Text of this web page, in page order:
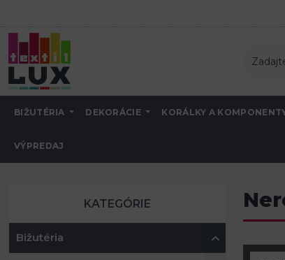
BIŽUTÉRIA DEKORÁCIE KORÁLKY A
VÝPREDAJ
Úvod Bižutéria
KATEGÓRIE
Bižutéria